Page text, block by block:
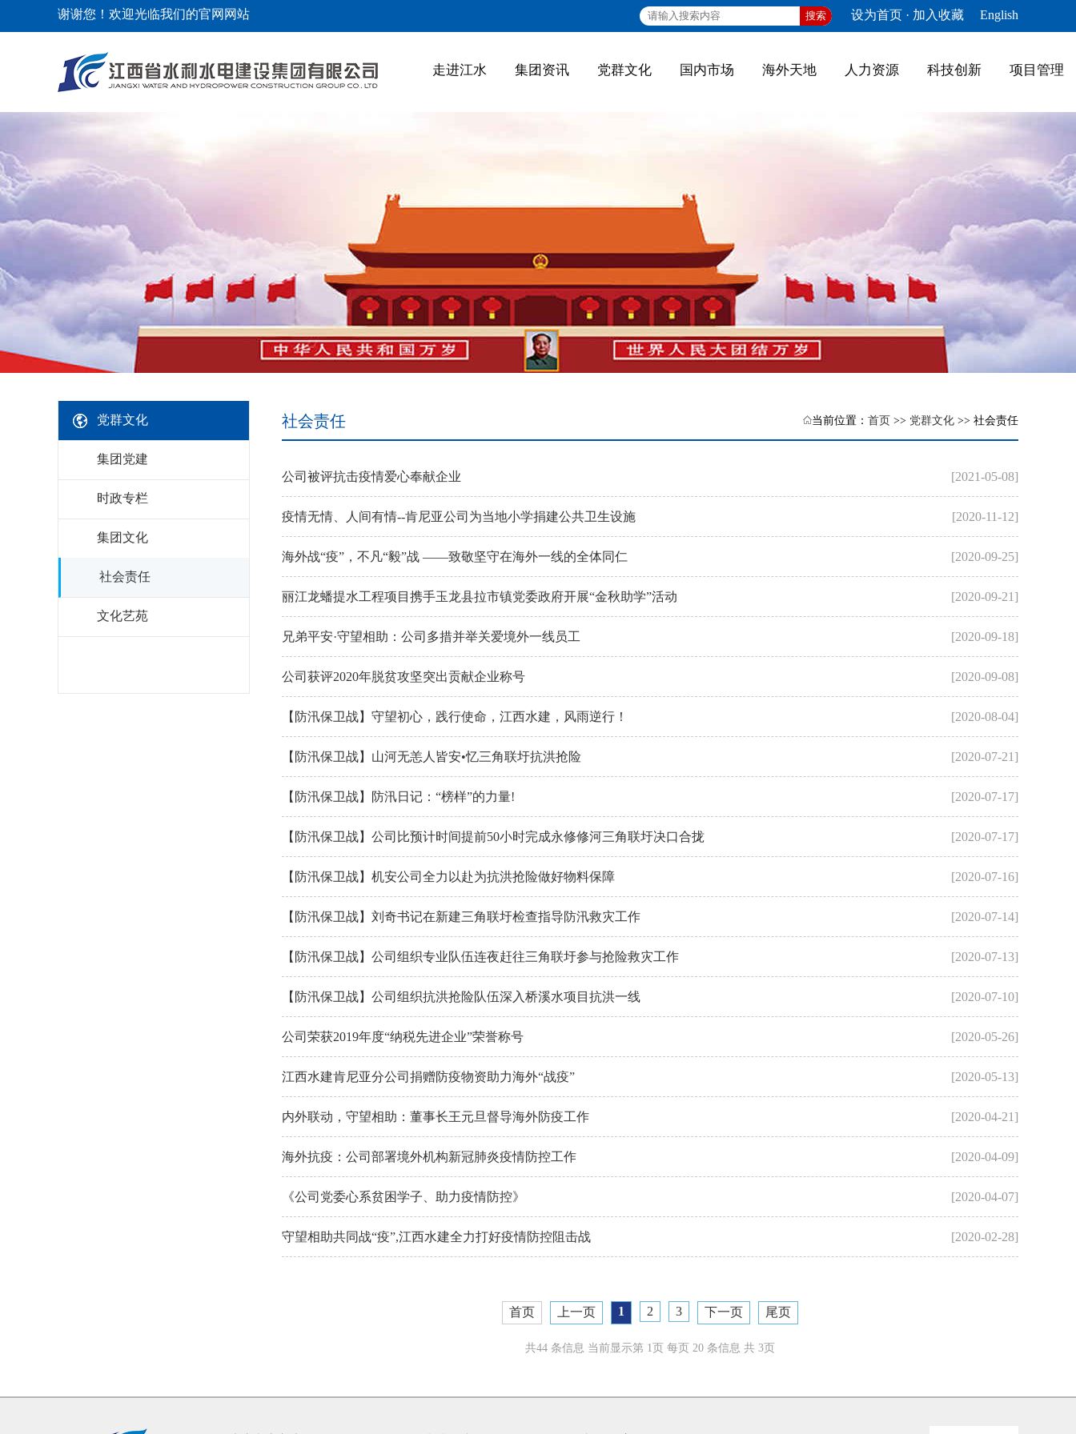
谢谢您！欢迎光临我们的官网网站 搜索 设为首页 · 加入收藏 English
走进江水 集团资讯 党群文化 国内市场 海外天地 人力资源 科技创新 项目管理
党群文化
集团党建
时政专栏
集团文化
社会责任
文化艺苑
社会责任 当前位置： 首页 >> 党群文化 >> 社会责任
公司被评抗击疫情爱心奉献企业 [2021-05-08]
疫情无情、人间有情--肯尼亚公司为当地小学捐建公共卫生设施 [2020-11-12]
海外战“疫”，不凡“毅”战 ——致敬坚守在海外一线的全体同仁 [2020-09-25]
丽江龙蟠提水工程项目携手玉龙县拉市镇党委政府开展“金秋助学”活动 [2020-09-21]
兄弟平安·守望相助：公司多措并举关爱境外一线员工 [2020-09-18]
公司获评2020年脱贫攻坚突出贡献企业称号 [2020-09-08]
【防汛保卫战】守望初心，践行使命，江西水建，风雨逆行！ [2020-08-04]
【防汛保卫战】山河无恙人皆安•忆三角联圩抗洪抢险 [2020-07-21]
【防汛保卫战】防汛日记：“榜样”的力量! [2020-07-17]
【防汛保卫战】公司比预计时间提前50小时完成永修修河三角联圩决口合拢 [2020-07-17]
【防汛保卫战】机安公司全力以赴为抗洪抢险做好物料保障 [2020-07-16]
【防汛保卫战】刘奇书记在新建三角联圩检查指导防汛救灾工作 [2020-07-14]
【防汛保卫战】公司组织专业队伍连夜赶往三角联圩参与抢险救灾工作 [2020-07-13]
【防汛保卫战】公司组织抗洪抢险队伍深入桥溪水项目抗洪一线 [2020-07-10]
公司荣获2019年度“纳税先进企业”荣誉称号 [2020-05-26]
江西水建肯尼亚分公司捐赠防疫物资助力海外“战疫” [2020-05-13]
内外联动，守望相助：董事长王元旦督导海外防疫工作 [2020-04-21]
海外抗疫：公司部署境外机构新冠肺炎疫情防控工作 [2020-04-09]
《公司党委心系贫困学子、助力疫情防控》 [2020-04-07]
守望相助共同战“疫”,江西水建全力打好疫情防控阻击战 [2020-02-28]
首页 上一页 1 2 3 下一页 尾页
共44 条信息 当前显示第 1页 每页 20 条信息 共 3页